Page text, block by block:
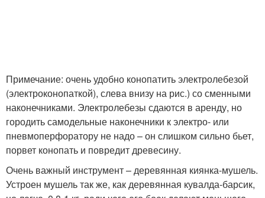
Примечание: очень удобно конопатить электролебезой
(электроконопаткой), слева внизу на рис.) со сменными
наконечниками. Электролебезы сдаются в аренду, но
городить самодельные наконечники к электро- или
пневмоперфоратору не надо – он слишком сильно бьет,
порвет конопать и повредит древесину.
Очень важный инструмент – деревянная киянка-мушель.
Устроен мушель так же, как деревянная кувалда-барсик,